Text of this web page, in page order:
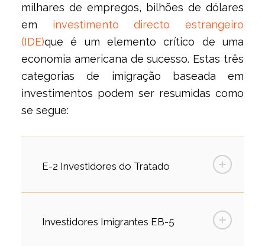
milhares de empregos, bilhões de dólares
em investimento directo estrangeiro
(IDE)que é um elemento crítico de uma
economia americana de sucesso. Estas três
categorias de imigração baseada em
investimentos podem ser resumidas como
se segue:
E-2 Investidores do Tratado
Investidores Imigrantes EB-5